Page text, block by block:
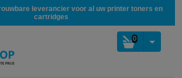
leverancier voor al uw printer toners en
cartridges
0